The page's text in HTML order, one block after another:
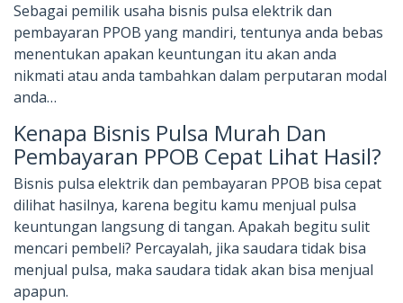
Sebagai pemilik usaha bisnis pulsa elektrik dan
pembayaran PPOB yang mandiri, tentunya anda bebas
menentukan apakan keuntungan itu akan anda
nikmati atau anda tambahkan dalam perputaran modal
anda…
Kenapa Bisnis Pulsa Murah Dan
Pembayaran PPOB Cepat Lihat Hasil?
Bisnis pulsa elektrik dan pembayaran PPOB bisa cepat
dilihat hasilnya, karena begitu kamu menjual pulsa
keuntungan langsung di tangan. Apakah begitu sulit
mencari pembeli? Percayalah, jika saudara tidak bisa
menjual pulsa, maka saudara tidak akan bisa menjual
apapun.